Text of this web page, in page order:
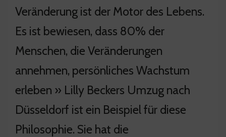
Veränderung ist der Motor des Lebens.
Es ist bewiesen, dass 80% der
Menschen, die Veränderungen
annehmen, persönliches Wachstum
erleben » Lilly Beckers Umzug nach
Düsseldorf ist ein Beispiel für diese
Philosophie. Sie hat die